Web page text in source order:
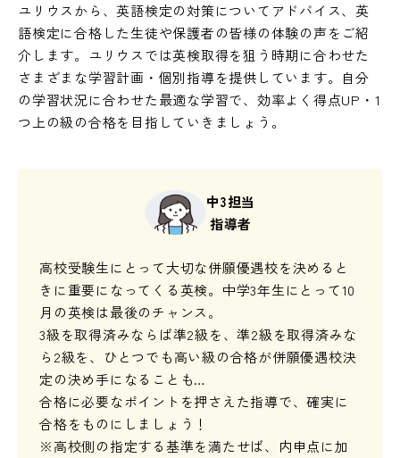
ユリウスから、英語検定の対策についてアドバイス、英
語検定に合格した生徒や保護者の皆様の体験の声をご紹
介します。ユリウスでは英検取得を狙う時期に合わせた
さまざまな学習計画・個別指導を提供しています。自分
の学習状況に合わせた最適な学習で、効率よく得点UP・1
つ上の級の合格を目指していきましょう。
中3担当
指導者
高校受験生にとって大切な併願優遇校を決めると
きに重要になってくる英検。中学3年生にとって10
月の英検は最後のチャンス。
3級を取得済みならば準2級を、準2級を取得済みな
ら2級を、ひとつでも高い級の合格が併願優遇校決
定の決め手になることも…
合格に必要なポイントを押さえた指導で、確実に
合格をものにしましょう！
※高校側の指定する基準を満たせば、内申点に加